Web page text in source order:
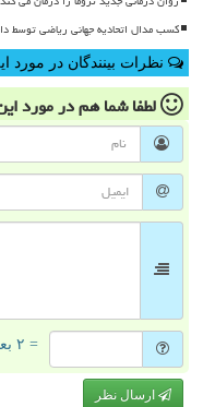
کسب مدال اتحادیه جهانی ریاضی توسط
نظرات بینندگان در مورد
لطفا شما همدر مورد
= ۲ بعلاوه ۴
ارسال نظر